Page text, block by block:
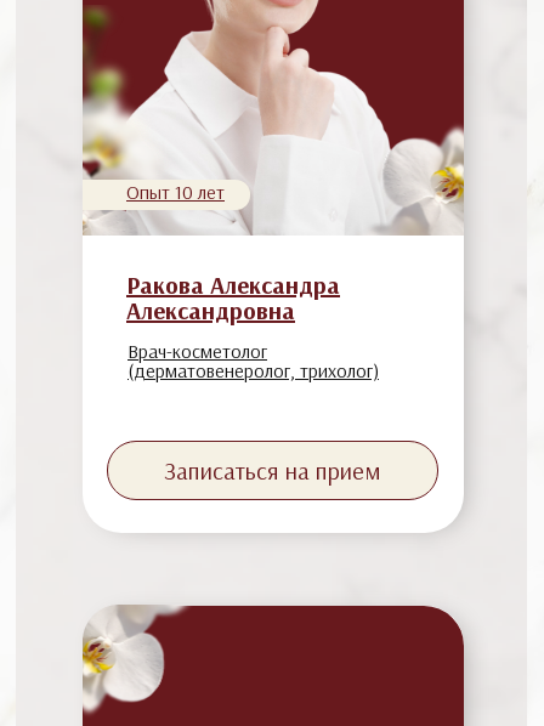
Ракова Александра
Александровна
Врач-косметолог
(дерматовенеролог, трихолог)
Опыт 10 лет
Записаться на прием